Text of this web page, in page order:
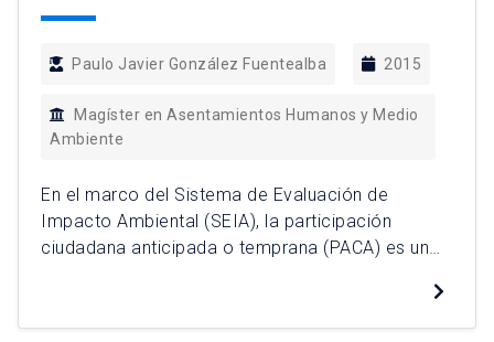
Paulo Javier González Fuentealba 2015
Magíster en Asentamientos Humanos y Medio
Ambiente
En el marco del Sistema de Evaluación de
Impacto Ambiental (SEIA), la participación
ciudadana anticipada o temprana (PACA) es un
recomendada por el Servicio de Evaluación